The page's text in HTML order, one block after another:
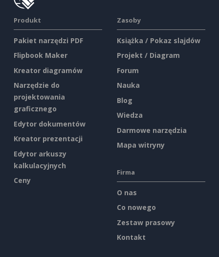
Produkt
Pakiet narzędzi PDF
Flipbook Maker
Kreator diagramów
Narzędzie do
projektowania
graficznego
Edytor dokumentów
Kreator prezentacji
Edytor arkuszy
kalkulacyjnych
Ceny
Zasoby
Książka / Pokaz slajdów
Projekt / Diagram
Forum
Nauka
Blog
Wiedza
Darmowe narzędzia
Mapa witryny
Firma
O nas
Co nowego
Zestaw prasowy
Kontakt